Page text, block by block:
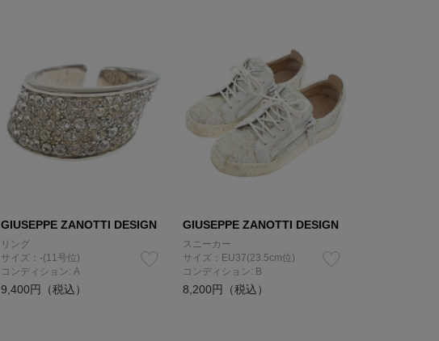
GIUSEPPE ZANOTTI DESIGN
リング
サイズ：-(11号位)
コンディション: A
9,400円（税込）
GIUSEPPE ZANOTTI DESIGN
スニーカー
サイズ：EU37(23.5cm位)
コンディション: B
8,200円（税込）